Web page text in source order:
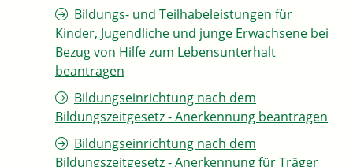
Bildungs- und Teilhabeleistungen für
Kinder, Jugendliche und junge Erwachsene bei
Bezug von Hilfe zum Lebensunterhalt
beantragen
Bildungseinrichtung nach dem
Bildungszeitgesetz - Anerkennung beantragen
Bildungseinrichtung nach dem
Bildungszeitgesetz - Anerkennung für Träger